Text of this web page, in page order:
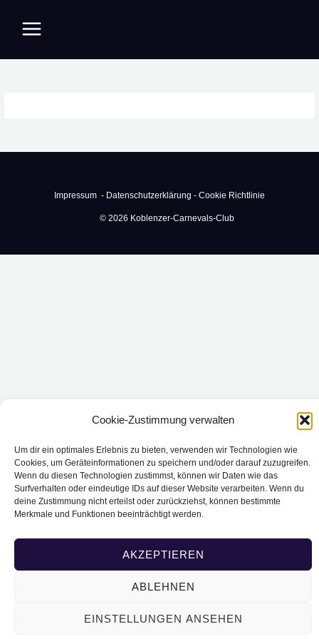
Cookie-Zustimmung verwalten
Um dir ein optimales Erlebnis zu bieten, verwenden wir Technologien wie
Cookies, um Geräteinformationen zu speichern und/oder darauf zuzugreifen.
Wenn du diesen Technologien zustimmst, können wir Daten wie das
Surfverhalten oder eindeutige IDs auf dieser Website verarbeiten. Wenn du
deine Zustimmung nicht erteilst oder zurückziehst, können bestimmte
Merkmale und Funktionen beeinträchtigt werden.
AKZEPTIEREN
ABLEHNEN
EINSTELLUNGEN ANSEHEN
springen
Impressum - Datenschutzerklärung - Cookie Richtlinie
© 2026 Koblenzer-Carnevals-Club